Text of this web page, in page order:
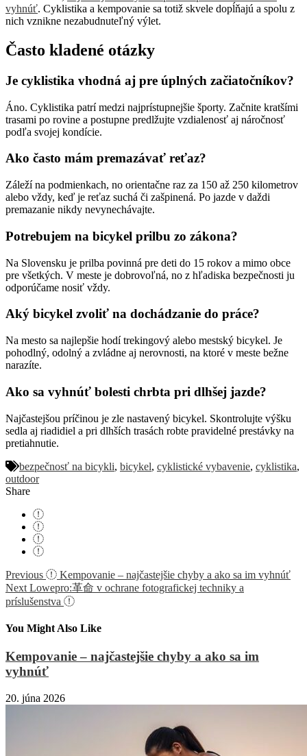
vyhnúť. Cyklistika a kempovanie sa totiž skvele dopĺňajú a spolu z
nich vznikne nezabudnuteľný výlet.
Často kladené otázky
Je cyklistika vhodná aj pre úplných začiatočníkov?
Áno. Cyklistika patrí medzi najprístupnejšie športy. Začnite kratšími
trasami po rovine a postupne predlžujte vzdialenosť aj náročnosť
podľa svojej kondície.
Ako často mám premazávať reťaz?
Záleží na podmienkach, no orientačne raz za 150 až 250 kilometrov
alebo vždy, keď je reťaz suchá či zašpinená. Po jazde v daždi
premazanie nikdy nevynechávajte.
Potrebujem na bicykel prilbu zo zákona?
Na Slovensku je prilba povinná pre deti do 15 rokov a mimo obce
pre všetkých. V meste je dobrovoľná, no z hľadiska bezpečnosti ju
odporúčame nosiť vždy.
Aký bicykel zvoliť na dochádzanie do práce?
Na mesto sa najlepšie hodí trekingový alebo mestský bicykel. Je
pohodlný, odolný a zvládne aj nerovnosti, na ktoré v meste bežne
narazíte.
Ako sa vyhnúť bolesti chrbta pri dlhšej jazde?
Najčastejšou príčinou je zle nastavený bicykel. Skontrolujte výšku
sedla aj riadidiel a pri dlhších trasách robte pravidelné prestávky na
pretiahnutie.
bezpečnosť na bicykli, bicykel, cyklistické vybavenie, cyklistika,
outdoor
Share
Navigácia
v
Previous
Kempovanie – najčastejšie chyby a ako sa im vyhnúť
Next Lowepro:革命 v ochrane fotografickej techniky a
príslušenstva
You Might Also Like
Kempovanie – najčastejšie chyby a ako sa im
vyhnúť
20. júna 2026